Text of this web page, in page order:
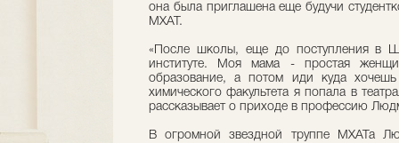
она была приглашена еще будучи
МХАТ.
«После школы, еще до поступления в
институте. Моя мама - простая
образование, а потом иди куда
химического факультета я попала в
рассказывает о приходе в профессию
В огромной звездной труппе МХАТа